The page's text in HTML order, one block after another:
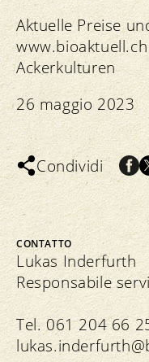
Aktuelle Preise
Ackerkulturen
26 maggio 2023
Condividi
CONTATTO
Lukas Inderfurth
Responsabile
Tel. 061 204 66
lukas.